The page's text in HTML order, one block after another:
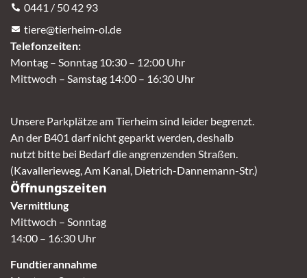
0441 / 50 42 93
tiere@tierheim-ol.de
Telefonzeiten:
Montag – Sonntag 10:30 – 12:00 Uhr
Mittwoch – Samstag 14:00 – 16:30 Uhr
Unsere Parkplätze am Tierheim sind leider begrenzt.
An der B401 darf nicht geparkt werden, deshalb
nutzt bitte bei Bedarf die angrenzenden Straßen.
(Kavallerieweg, Am Kanal, Dietrich-Dannemann-Str.)
Öffnungszeiten
Vermittlung
Mittwoch – Sonntag
14:00 – 16:30 Uhr
Fundtierannahme